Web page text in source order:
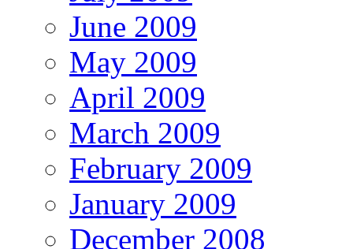
June 2009
May 2009
April 2009
March 2009
February 2009
January 2009
December 2008